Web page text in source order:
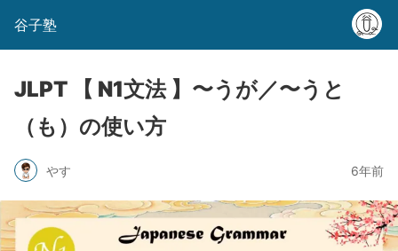
谷子塾
JLPT 【 N1文法 】〜うが／〜うと
（も）の使い方
やす 6年前